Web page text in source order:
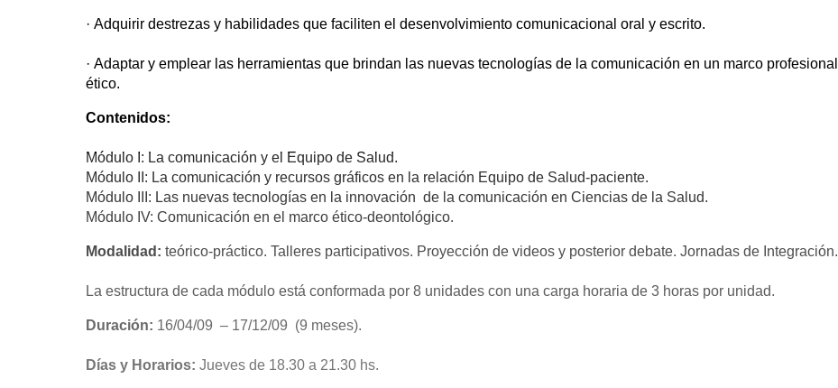
· Adquirir destrezas y habilidades que faciliten el desenvolvimiento comunicacional oral y escrito.
· Adaptar y emplear las herramientas que brindan las nuevas tecnologías de la comunicación en un marco profesional
ético.
Contenidos:
Módulo I: La comunicación y el Equipo de Salud.
Módulo II: La comunicación y recursos gráficos en la relación Equipo de Salud-paciente.
Módulo III: Las nuevas tecnologías en la innovación de la comunicación en Ciencias de la Salud.
Módulo IV: Comunicación en el marco ético-deontológico.
Modalidad: teórico-práctico. Talleres participativos. Proyección de videos y posterior debate. Jornadas de Integración.
La estructura de cada módulo está conformada por 8 unidades con una carga horaria de 3 horas por unidad.
Duración: 16/04/09 – 17/12/09 (9 meses).
Días y Horarios: Jueves de 18.30 a 21.30 hs.